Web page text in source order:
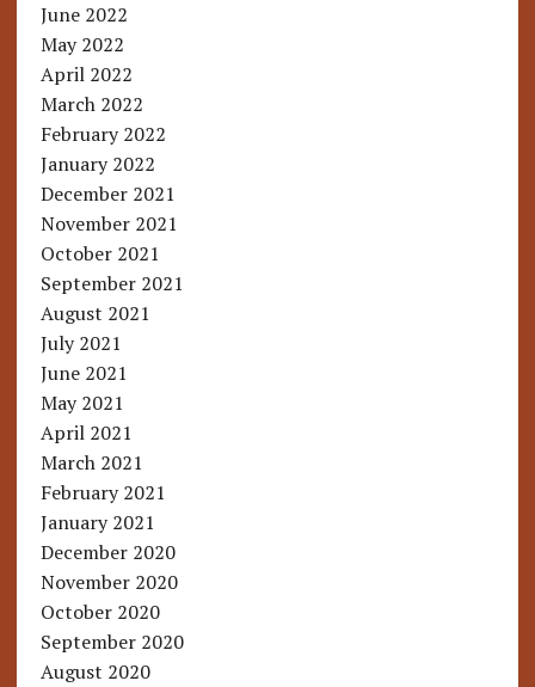
June 2022
May 2022
April 2022
March 2022
February 2022
January 2022
December 2021
November 2021
October 2021
September 2021
August 2021
July 2021
June 2021
May 2021
April 2021
March 2021
February 2021
January 2021
December 2020
November 2020
October 2020
September 2020
August 2020